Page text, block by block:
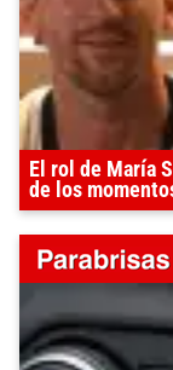
El rol de María
de los